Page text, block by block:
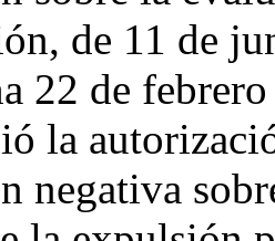
de 11 de
22 de
la
negativa